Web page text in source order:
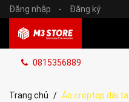
Đăng nhập - Đăng ký
0815356889
Trang chủ Áo croptop dài